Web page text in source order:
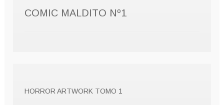
COMIC MALDITO Nº1
HORROR ARTWORK TOMO 1